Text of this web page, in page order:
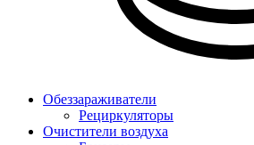
Обеззараживатели
Рециркуляторы
Очистители воздуха